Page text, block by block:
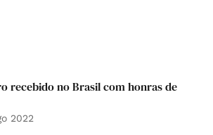
recebido no Brasil com honras de
2022